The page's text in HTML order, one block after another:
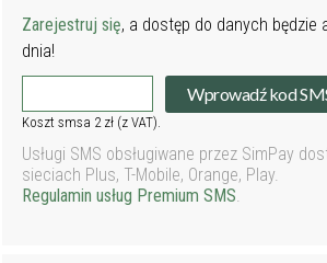
Zarejestruj się, a dostęp do danych będzie
dnia!
Wprowadź kod
Koszt smsa 2 zł (z VAT).
Usługi SMS obsługiwane przez SimPay
sieciach Plus, T-Mobile, Orange, Play.
Regulamin usług Premium SMS.